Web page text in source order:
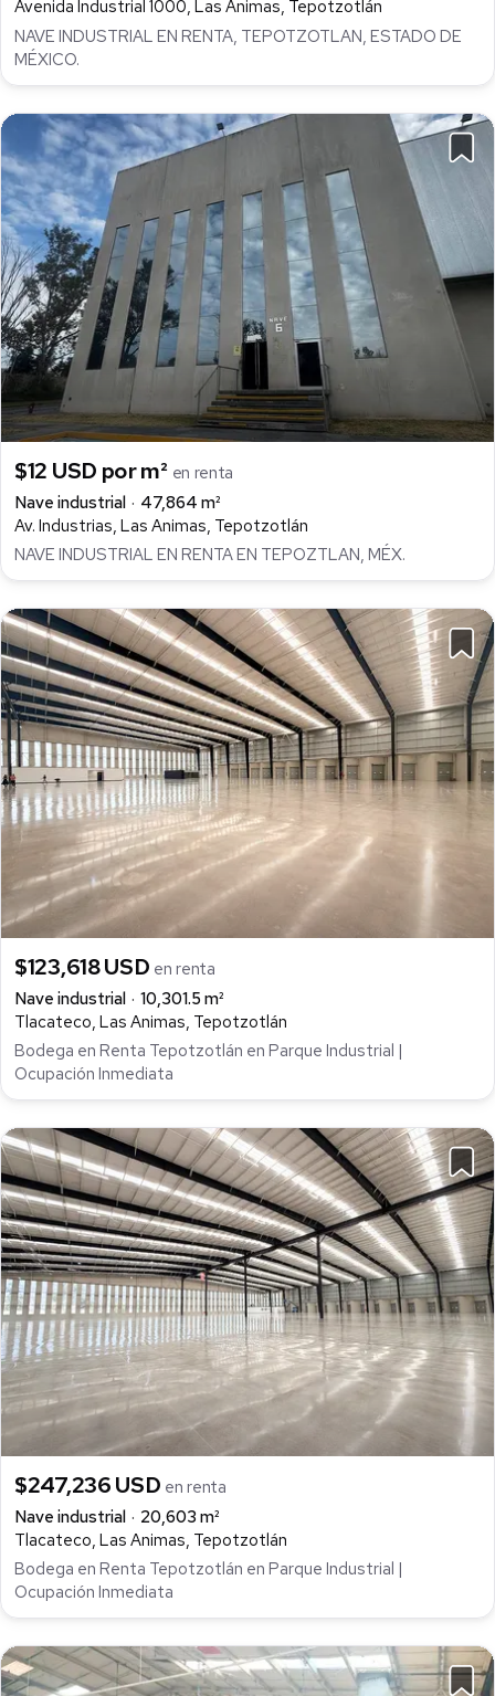
Avenida Industrial 1000, Las Animas, Tepotzotlán
NAVE INDUSTRIAL EN RENTA, TEPOTZOTLAN, ESTADO DE
MÉXICO.
$12 USD por m² en renta
Nave industrial
47,864 m²
Av. Industrias, Las Animas, Tepotzotlán
NAVE INDUSTRIAL EN RENTA EN TEPOZTLAN, MÉX.
$123,618 USD en renta
Nave industrial
10,301.5 m²
Tlacateco, Las Animas, Tepotzotlán
Bodega en Renta Tepotzotlán en Parque Industrial |
Ocupación Inmediata
$247,236 USD en renta
Nave industrial
20,603 m²
Tlacateco, Las Animas, Tepotzotlán
Bodega en Renta Tepotzotlán en Parque Industrial |
Ocupación Inmediata